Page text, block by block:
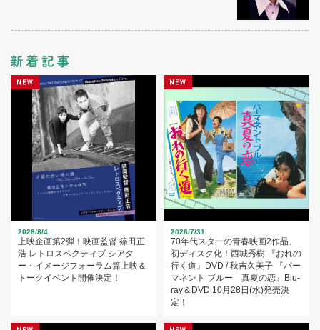
2026/8/4
上映企画第2弾！映画監督 篠田正
浩 レトロスペクティブ シアタ
ー・イメージフォーラム篇上映＆
トークイベント開催決定！
2026/7/31
70年代スターの青春映画2作品、
初ディスク化！西城秀樹 『おれの
行く道』DVD / 秋吉久美子 『パー
マネント ブルー 真夏の恋』Blu-
ray＆DVD 10月28日(水)発売決
定！